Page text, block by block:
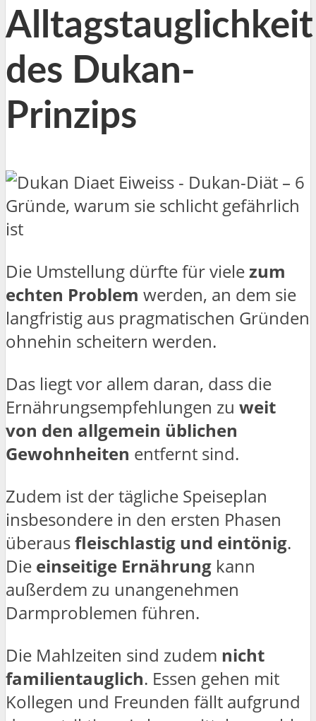
Alltagstauglichkeit
des Dukan-
Prinzips
Die Umstellung dürfte für vielezum
echten Problem werden, an dem sie
langfristig aus pragmatischen Gründen
ohnehin scheitern werden.
Das liegt vor allem daran, dass die
Ernährungsempfehlungen zu weit
von den allgemein üblichen
Gewohnheiten entfernt sind.
Zudem ist der tägliche Speiseplan
insbesondere in den ersten Phasen
überausfleischlastig und eintönig.
Die einseitige Ernährung kann
außerdem zu unangenehmen
Darmproblemen führen.
Die Mahlzeiten sind zudem nicht
familientauglich. Essen gehen mit
Kollegen und Freunden fällt aufgrund